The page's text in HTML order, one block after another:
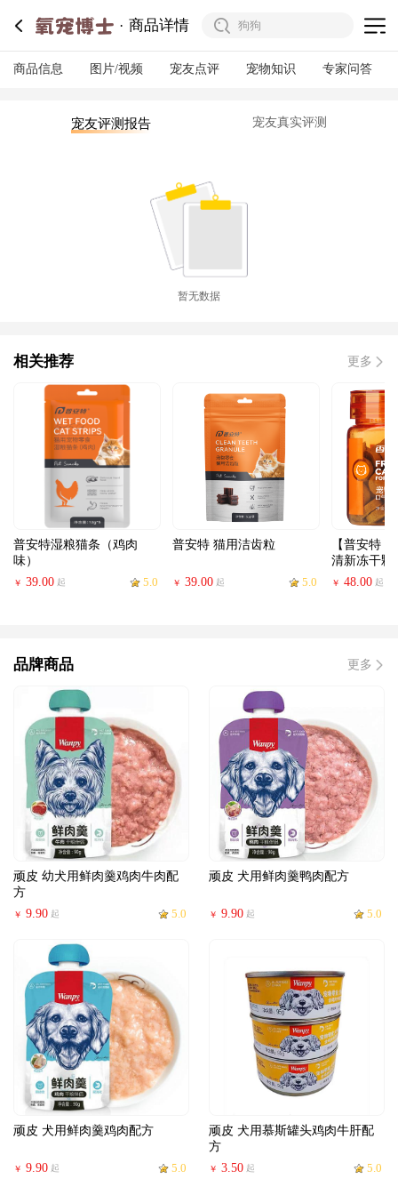
商品详情
商品信息 图片/视频 宠友点评 宠物知识 专家问答
宠友评测报告 宠友真实评测
暂无数据
相关推荐 更多
普安特湿粮猫条（鸡肉
味）
￥ 39.00 起 5.0
普安特 猫用洁齿粒
￥ 39.00 起 5.0
【普安特
清新冻干颗
￥ 48.00 起
品牌商品 更多
顽皮 幼犬用鲜肉羹鸡肉牛肉配
方
￥ 9.90 起 5.0
顽皮 犬用鲜肉羹鸭肉配方
￥ 9.90 起 5.0
顽皮 犬用鲜肉羹鸡肉配方
￥ 9.90 起 5.0
顽皮 犬用慕斯罐头鸡肉牛肝配
方
￥ 3.50 起 5.0